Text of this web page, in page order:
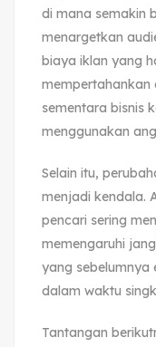
di mana semakin
menargetkan
biaya iklan yang
mempertahankan
sementara bisnis
menggunakan
Selain itu,
menjadi kendala.
pencari sering
memengaruhi
yang sebelumnya
dalam waktu
Tantangan